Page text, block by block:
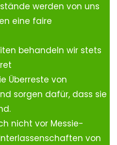
werden von uns
eine faire
behandeln wir stets
Überreste von
sorgen dafür, dass sie
nicht vor Messie-
von